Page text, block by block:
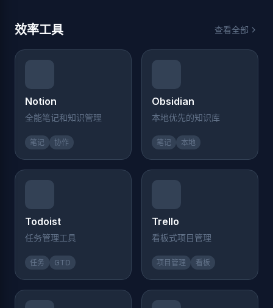
效率工具 查看全部
Notion
全能笔记和知识管理
笔记 协作
Obsidian
本地优先的知识库
笔记 本地
Todoist
任务管理工具
任务 GTD
Trello
看板式项目管理
项目管理 看板